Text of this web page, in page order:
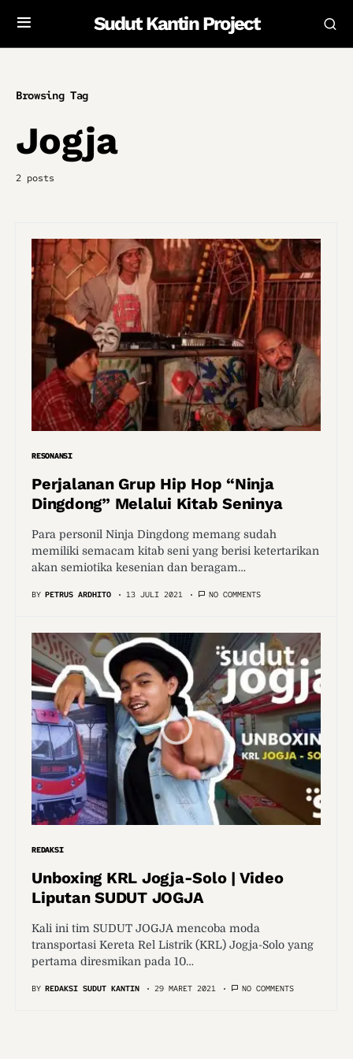
Sudut Kantin Project
Browsing Tag
Jogja
2 posts
RESONANSI
Perjalanan Grup Hip Hop “Ninja
Dingdong” Melalui Kitab Seninya
Para personil Ninja Dingdong memang sudah
memiliki semacam kitab seni yang berisi ketertarikan
akan semiotika kesenian dan beragam…
BY PETRUS ARDHITO 13 JULI 2021 NO COMMENTS
REDAKSI
Unboxing KRL Jogja-Solo | Video
Liputan SUDUT JOGJA
Kali ini tim SUDUT JOGJA mencoba moda
transportasi Kereta Rel Listrik (KRL) Jogja-Solo yang
pertama diresmikan pada 10…
BY REDAKSI SUDUT KANTIN 29 MARET 2021 NO COMMENTS